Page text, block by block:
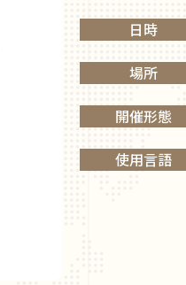
日時
場所
開催形態
使用言語